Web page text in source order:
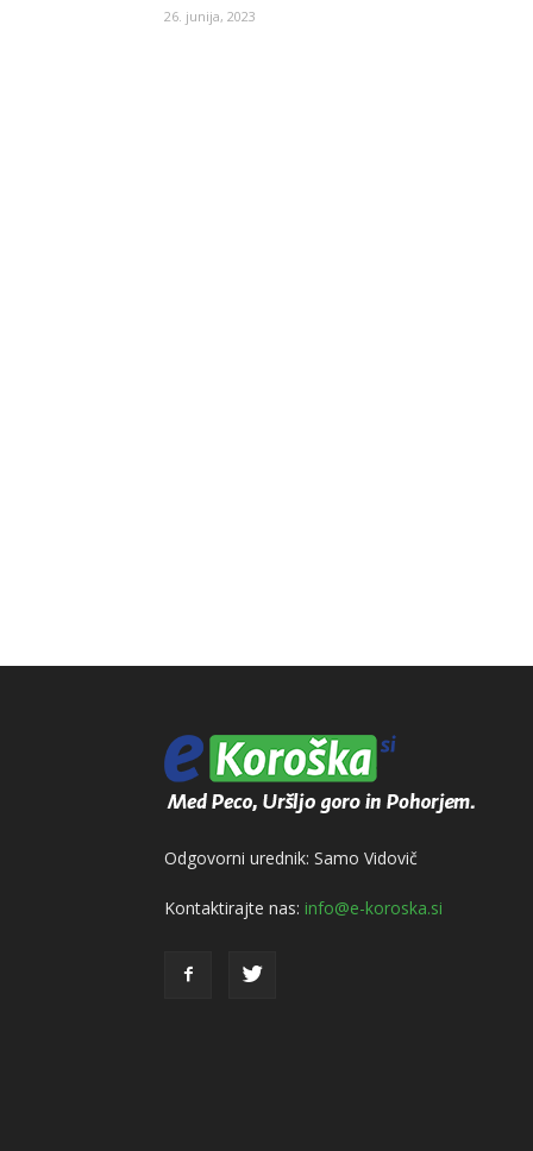
26. junija, 2023
Odgovorni urednik: Samo Vidovič
Kontaktirajte nas: info@e-koroska.si